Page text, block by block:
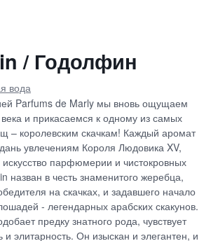
/ Годолфин
вода
Parfums de Marly мы вновь ощущаем
и прикасаемся к одному из самых
– королевским скачкам! Каждый аромат
увлечениям Короля Людовика XV,
парфюмерии и чистокровных
назван в честь знаменитого жеребца,
на скачках, и задавшего начало
- легендарных арабских скакунов.
предку знатного рода, чувствует
и элитарность. Он изыскан и элегантен, и